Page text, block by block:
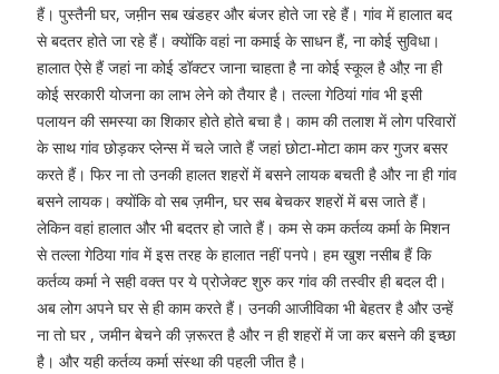
हैं। पुस्तैनी घर, जम़ीन सब खंडहर और बंजर होते जा रहे हैं। गांव में हालात बद
से बदतर होते जा रहे हैं। क्योंकि वहां ना कमाई के साधन हैं, ना कोई सुविधा।
हालात ऐसे हैं जहां ना कोई डॉक्टर जाना चाहता है ना कोई स्कूल है औऱ ना ही
कोई सरकारी योजना का लाभ लेने को तैयार है। तल्ला गेठियां गांव भी इसी
पलायन की समस्या का शिकार होते होते बचा है। काम की तलाश में लोग परिवारों
के साथ गांव छोड़कर प्लेन्स में चले जाते हैं जहां छोटा-मोटा काम कर गुजर बसर
करते हैं। फिर ना तो उनकी हालत शहरों में बसने लायक बचती है और ना ही गांव
बसने लायक। क्योंकि वो सब ज़मीन, घर सब बेचकर शहरों में बस जाते हैं।
लेकिन वहां हालात और भी बदतर हो जाते हैं। कम से कम कर्तव्य कर्मा के मिशन
से तल्ला गेठिया गांव में इस तरह के हालात नहीं पनपे। हम खुश नसीब हैं कि
कर्तव्य कर्मा ने सही वक्त पर ये प्रोजेक्ट शुरु कर गांव की तस्वीर ही बदल दी।
अब लोग अपने घर से ही काम करते हैं। उनकी आजीविका भी बेहतर है और उन्हें
ना तो घर , जमीन बेचने की ज़रूरत है और न ही शहरों में जा कर बसने की इच्छा
है। और यही कर्तव्य कर्मा संस्था की पहली जीत है।